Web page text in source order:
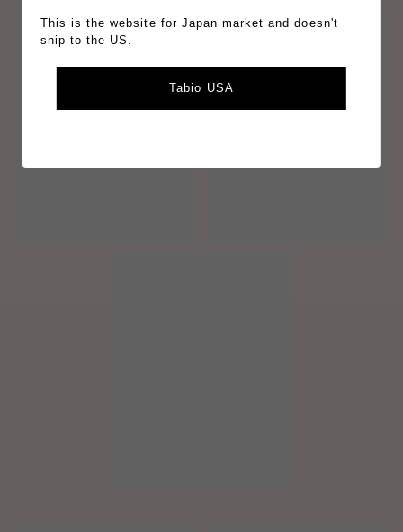
This is the website for Japan market and doesn't
ship to the US.
Tabio USA